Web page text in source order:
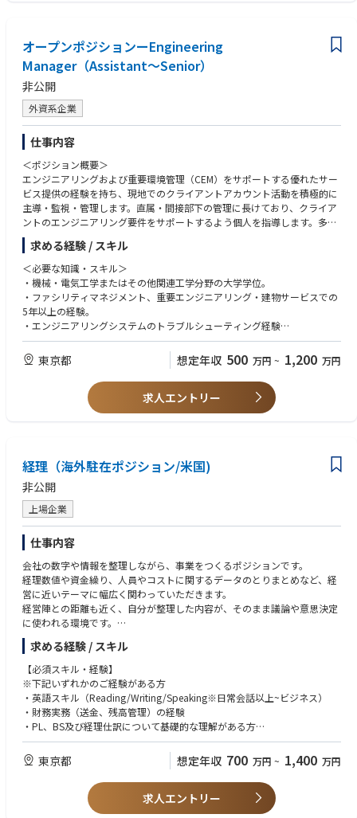
・不動産AM会社でのＡＭ経験
・宅地建物取引主任士、不動産鑑定士、証券化マスターの資格
・組織マネジメント、管理職経験（少人数でも可）
・リーシングや契約交渉
・物件収支管理
■求める資質・傾向
・プロフェッショナル志向。
・セルフスターター、主体性。
・ボトムアップアプローチを重視しており、地域、個別不動産に関する詳
細な知識を得るための継続的な情報収集や学習行動が求められます。
・対象アセットや活動領域を広げたい方。
オープンポジションーEngineering
Manager（Assistant～Senior）
非公開
外資系企業
仕事内容
＜ポジション概要＞
エンジニアリングおよび重要環境管理（CEM）をサポートする優れたサー
ビス提供の経験を持ち、現地でのクライアントアカウント活動を積極的に
主導・監視・管理します。直属・間接部下の管理に長けており、クライア
ントのエンジニアリング要件をサポートするよう個人を指導します。多様
で多才なエンジニアチームの一員として、ペースの速い環境において楽し
さを保ちながら、誠実さと責任感の手本となります。真正性とクライアン
トの期待を上回る専門的で価値重視のサービス提供への真摯な願いが、あ
なたの成功を後押しします。
＜主要業務と責任＞
・現地エンジニアリングサービスおよび関連プログラムの実行における直
・JLLとクライアント間のサービス水準合意書（SLA）に基づくサービス提
供。
・必要に応じて、業務品質を測定するシステムの開始・維持。
・必要時における社内・社外エンジニアリングサービス報告書の作成。
・エンジニアリングサービスおよび重要環境に関する標準作業手順書（SO
・重要環境および一般建物エンジニアリングサービスの専門家。
・エンジニアリング関連事故に対する緊急・非緊急対応サポートの提供
（事故報告、状況更新、問題解決、根本原因分析、クライアント満足度に
応じた解決を含む）。
・クライアントステークホルダーの管理。
・エンジニアリングハードサービスの取り組みおよびプログラムを推進す
る変革推進者。
・必要に応じてJLL運営（エンジニアリング）担当者との調整・連携。
重要環境管理（CEM）
・クライアント・JLL・日本の法定要件を組み込んだCEMのローカル基準
の遵守。
・重要施設で働く全スタッフ・業者が適切な研修・認定を受けることの確
保。全ての作業方針・手順の厳格な遵守の確保。
・保守基準、設備交換、セキュリティ、変更管理、単一障害点、ランク分
類の遵守、運営リスクを含む現地検査の開始・参加。
・監査プロセスの完了・遵守の確保。
・重要機器の保守・維持におけるサービス提供チームのサポート。
・重要な障害を評価し、安全確保・特定・分析・修正・改善報告のための
予防措置の決定。
アカウントエンジニアリング
・エンジニアリング運営および重要環境の管理
・クライアント・JLL・日本の法定要件を組み込んだエンジニアリング運
営の地域基準の実施。
求める経験 / スキル
＜必要な知識・スキル＞
・機械・電気工学またはその他関連工学分野の大学学位。
・ファシリティマネジメント、重要エンジニアリング・建物サービスでの
5年以上の経験。
・エンジニアリングシステムのトラブルシューティング経験
・横断的思考および革新的解決策提供能力
・強力な対人・意思決定・人材スキル
・強力な口頭・文書コミュニケーションスキル
・流暢な英語・日本語の会話・文章
・自発的、自信に満ち、エネルギッシュ
・複数のマトリックス報告環境での作業およびそれに応じた活動優先順位
付け能力
・ストレスの多い状況に効果的に対処する能力
・柔軟性 - 急速に変化する状況に適応可能
・強い目標志向 - 全ての業績目標達成に集中可能
・チームプレーヤー - 目標達成のため他者と協力し良好に働くことが可能
東京都 想定年収 500 万円 ~ 1,200 万円
求人エントリー
経理（海外駐在ポジション/米国)
非公開
上場企業
仕事内容
会社の数字や情報を整理しながら、事業をつくるポジションです。
経理数値や資金繰り、人員やコストに関するデータのとりまとめなど、経
営に近いテーマに幅広く関わっていただきます。
経営陣との距離も近く、自分が整理した内容が、そのまま議論や意思決定
に使われる環境です。
【業務内容】
■財務・経理サポート
会社全体の動きを、数字で見える形にしていきます。
・資金繰り表作成
・拠点毎の目標や進捗の計画作成、予実管理
・中期計画と年度計画の作成、進捗管理
※最初からすべてできる必要はございません。
【ポジションの魅力】
・経営計画、経理記帳、資金管理に幅広く関与する希少なポジション
・経営層との距離が圧倒的に近く、提案がすぐに意思決定に反映される環
求める経験 / スキル
【必須スキル・経験】
※下記いずれかのご経験がある方
・英語スキル（Reading/Writing/Speaking※日常会話以上~ビジネス）
・財務実務（送金、残高管理）の経験
・PL、BS及び経理仕訳について基礎的な理解がある方
【歓迎スキル・経験】
・事業計画、財務モデル、KPI構築の経験
・予実管理、中期経営計画の策定に関与した経験
・海外現地法人で経理/財務のオペレーションに携わった経験
東京都 想定年収 700 万円 ~ 1,400 万円
求人エントリー